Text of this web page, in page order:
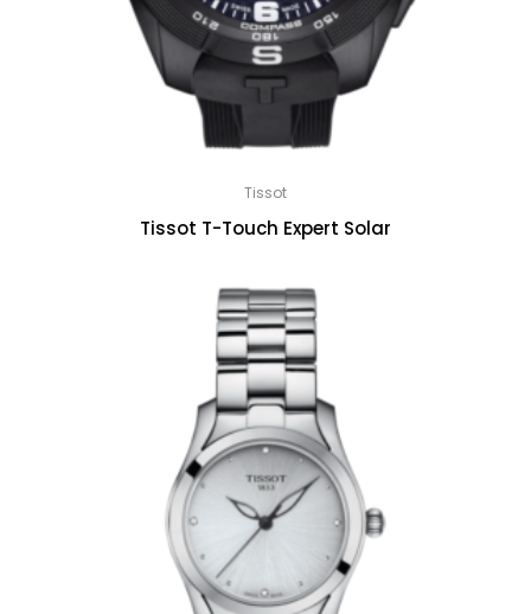
Tissot
Tissot T-Touch Expert Solar